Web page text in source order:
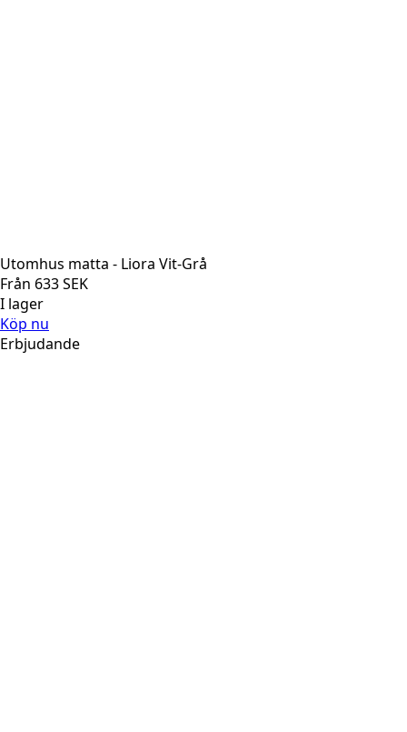
Utomhus matta - Liora Vit-Grå
Från 633SEK
I lager
Köp nu
Erbjudande